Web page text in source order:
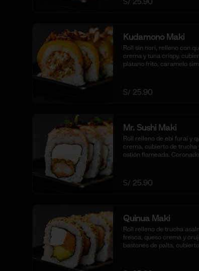
togarashi.(10 cortes)
Kudamono Maki
Roll sin nori, relleno con
crema y tuna crispy,
plátano frito, caramelo
S/ 25.90
Mr. Sushi Maki
Roll relleno de ebi furai y
crema, cubierto de trucha
ostión flameada.
S/ 25.90
Quinua Maki
Roll relleno de trucha
fresca, queso crema y
bastones de palta,